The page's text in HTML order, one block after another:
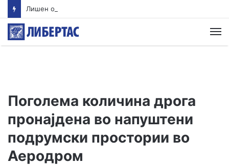
Поголема количина дрога
пронајдена во напуштени
подрумски простории во
Аеродром